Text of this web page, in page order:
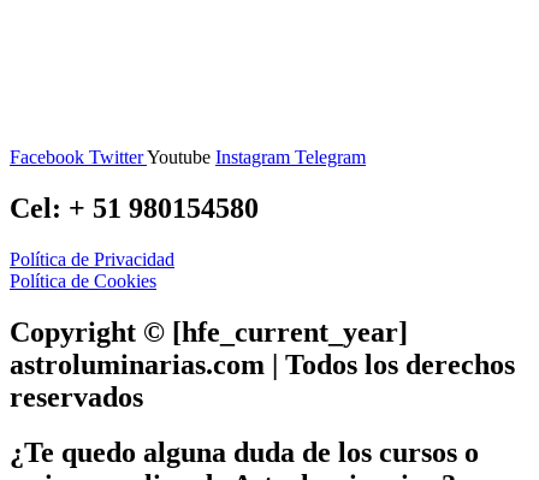
Facebook TwitterYoutube Instagram Telegram
Cel: + 51 980154580
Política de Privacidad
Política de Cookies
Copyright © [hfe_current_year]
astroluminarias.com | Todos los derechos
reservados
¿Te quedo alguna duda de los cursos o